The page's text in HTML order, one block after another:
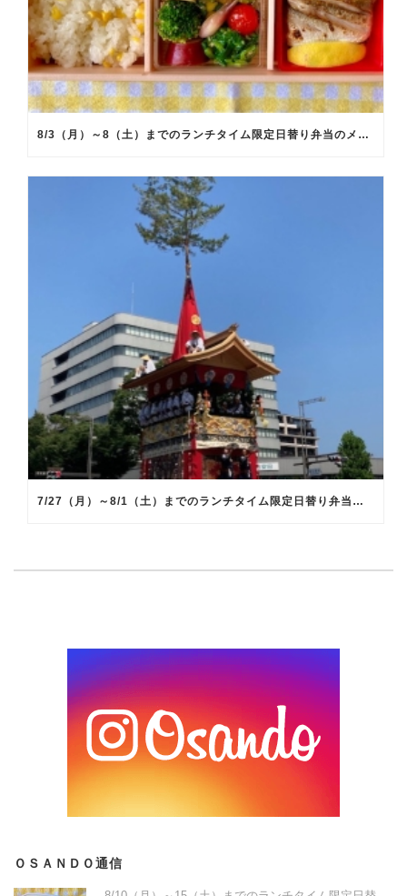
8/3（月）～8（土）までのランチタイム限定日替り弁当のメインメニュー
7/27（月）～8/1（土）までのランチタイム限定日替り弁当のメインメニュー
ＯＳＡＮＤＯ通信